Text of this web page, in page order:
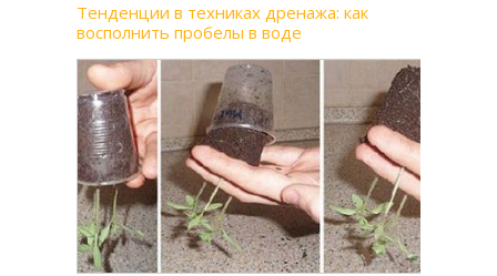
Тенденции в техниках дренажа: как
восполнить пробелы в воде